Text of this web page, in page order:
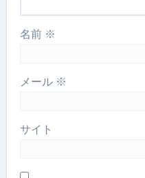
名前 ※
メール ※
サイト